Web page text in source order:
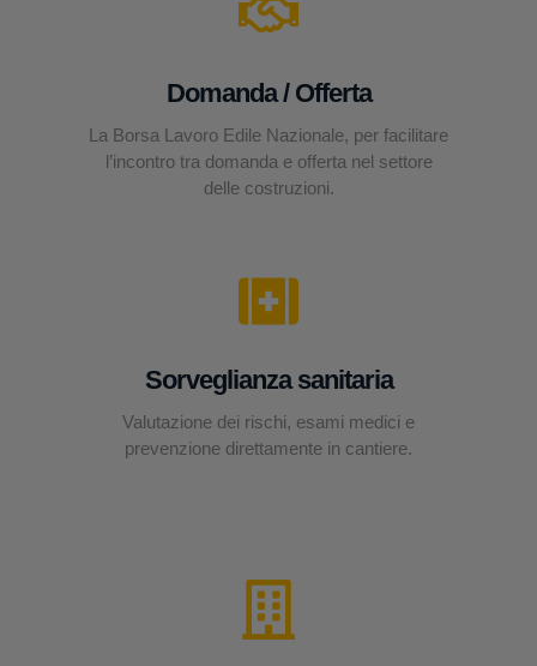
Domanda / Offerta
La Borsa Lavoro Edile Nazionale, per facilitare
l’incontro tra domanda e offerta nel settore
delle costruzioni.
Sorveglianza sanitaria
Valutazione dei rischi, esami medici e
prevenzione direttamente in cantiere.